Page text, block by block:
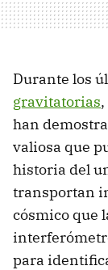
Durante los
gravitatorias
han
valiosa que
historia del
transportan
cósmico que
para